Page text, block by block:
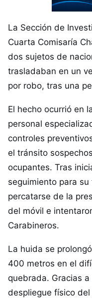
La Sección de
Cuarta Comisaría
dos sujetos de
trasladaban en un
por robo, tras una
El hecho ocurrió en
personal
controles
el tránsito
ocupantes. Tras
seguimiento para
percatarse de la
del móvil e
Carabineros.
La huida se
400 metros en el
quebrada. Gracias
despliegue físico